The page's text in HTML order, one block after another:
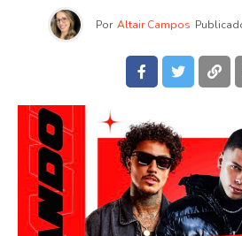
Por Altair Campos